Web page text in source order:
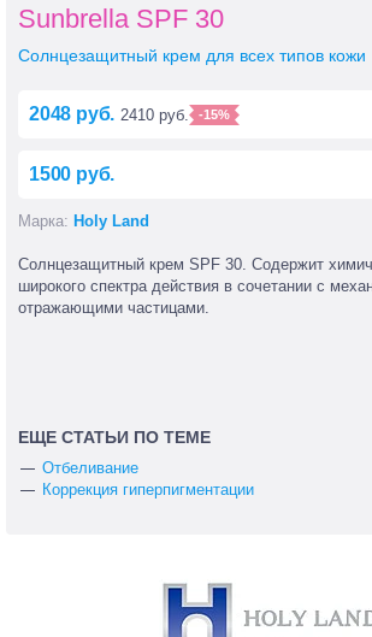
Sunbrella SPF 30
Солнцезащитный крем для всех типов кожи
2048 руб. 2410 руб. -15%
1500 руб.
Марка: Holy Land
Солнцезащитный крем SPF 30. Содержит
широкого спектра действия в сочетании с
отражающими частицами.
ЕЩЕ СТАТЬИ ПО ТЕМЕ
Отбеливание
Коррекция гиперпигментации